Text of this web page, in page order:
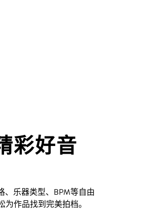
彩好音
乐器类型、BPM等自由
作品找到完美拍档。